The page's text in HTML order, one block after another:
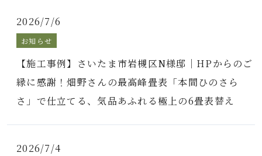
2026/7/6
お知らせ
【施工事例】さいたま市岩槻区N様邸｜HPからのご
縁に感謝！畑野さんの最高峰畳表「本間ひのさら
さ」で仕立てる、気品あふれる極上の6畳表替え
2026/7/4